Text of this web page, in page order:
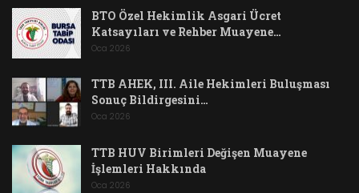
BTO Özel Hekimlik Asgari Ücret
Katsayıları ve Rehber Muayene…
Oca 2026
TTB AHEK, III. Aile Hekimleri Buluşması
Sonuç Bildirgesini…
Oca 2026
TTB HUV Birimleri Değişen Muayene
İşlemleri Hakkında
Oca 2026